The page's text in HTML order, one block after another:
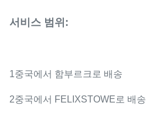
서비스 범위:
1중국에서 함부르크로 배송
2중국에서 FELIXSTOWE로 배송